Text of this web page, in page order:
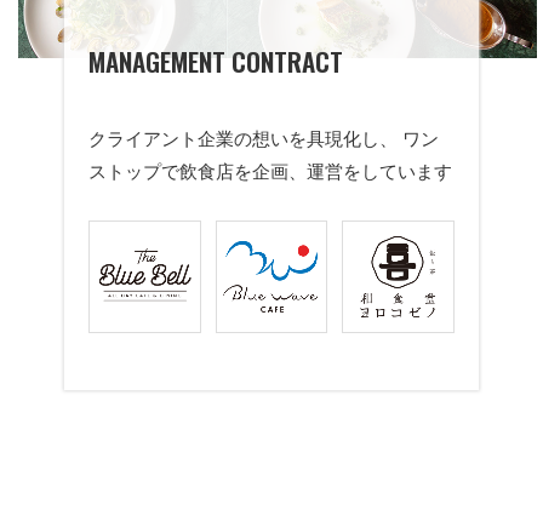
MANAGEMENT CONTRACT
クライアント企業の想いを具現化し、 ワン
ストップで飲食店を企画、運営をしています